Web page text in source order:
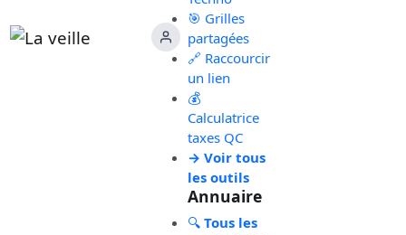
🎯 Grilles
partagées
🔗 Raccourcir
un lien
💰
Calculatrice
taxes QC
→ Voir tous
les outils
Annuaire
🔍 Tous les